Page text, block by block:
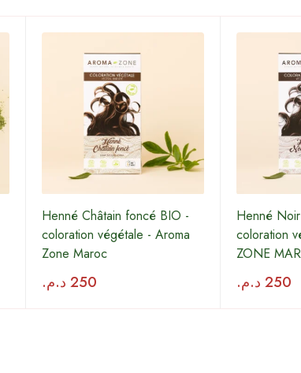
Henné Châtain foncé BIO -
coloration végétale - Aroma
Zone Maroc
250 د.م.
Henné
coloration
ZONE
250 د.م.